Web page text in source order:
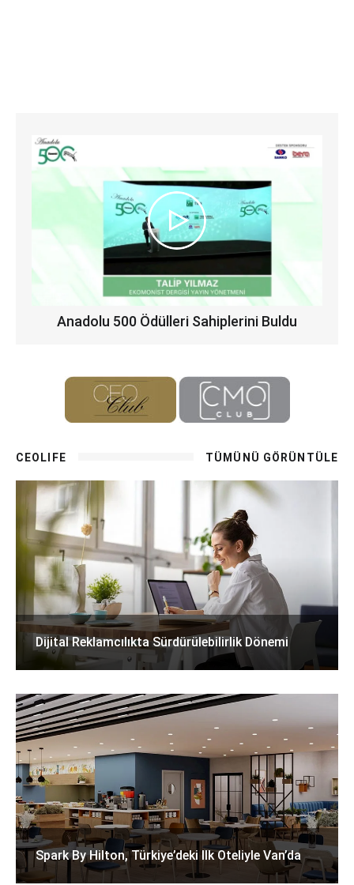
Anadolu 500 Ödülleri Sahiplerini Buldu
CEOLIFE TÜMÜNÜ GÖRÜNTÜLE
Dijital Reklamcılıkta Sürdürülebilirlik Dönemi
Spark By Hilton, Türkiye’deki Ilk Oteliyle Van’da